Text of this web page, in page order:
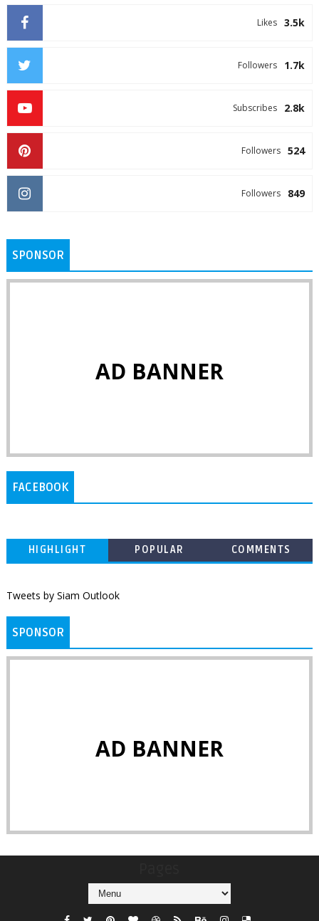
3.5k
Likes
1.7k
Followers
2.8k
Subscribes
524
Followers
849
Followers
SPONSOR
AD BANNER
FACEBOOK
HIGHLIGHT POPULAR COMMENTS
Tweets by Siam Outlook
SPONSOR
AD BANNER